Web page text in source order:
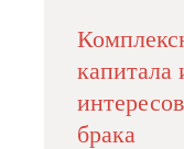
капитала
брака